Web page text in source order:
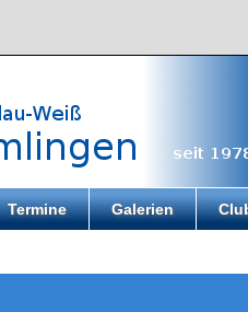
Termine Galerien